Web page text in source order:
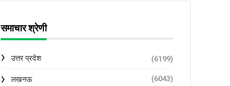
समाचार श्रेणी
उत्तर प्रदेश (6199)
लखनऊ (6043)